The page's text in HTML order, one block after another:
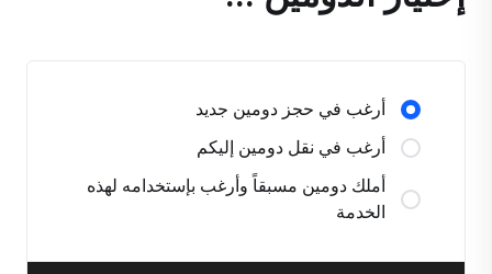
أرغب في حجز دومين جديد
أرغب في نقل دومين إليكم
أملك دومين مسبقاً وأرغب بإستخدامه لهذه
الخدمة